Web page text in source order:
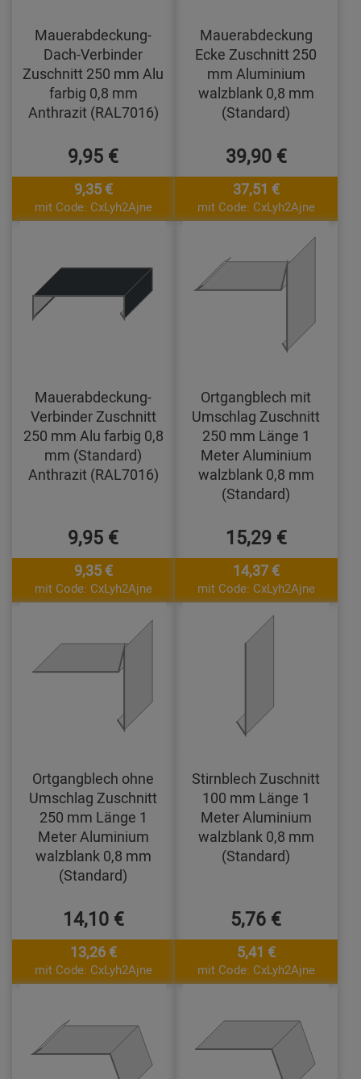
Mauerabdeckung-
Dach-Verbinder
Zuschnitt 250 mm Alu
farbig 0,8 mm
Anthrazit (RAL7016)
9,95 €
9,35 €
mit Code: CxLyh2Ajne
Mauerabdeckung
Ecke Zuschnitt 250
mm Aluminium
walzblank 0,8 mm
(Standard)
39,90 €
37,51 €
mit Code: CxLyh2Ajne
Mauerabdeckung-
Verbinder Zuschnitt
250 mm Alu farbig 0,8
mm (Standard)
Anthrazit (RAL7016)
9,95 €
9,35 €
mit Code: CxLyh2Ajne
Ortgangblech mit
Umschlag Zuschnitt
250 mm Länge 1
Meter Aluminium
walzblank 0,8 mm
(Standard)
15,29 €
14,37 €
mit Code: CxLyh2Ajne
Ortgangblech ohne
Umschlag Zuschnitt
250 mm Länge 1
Meter Aluminium
walzblank 0,8 mm
(Standard)
14,10 €
13,26 €
mit Code: CxLyh2Ajne
Stirnblech Zuschnitt
100 mm Länge 1
Meter Aluminium
walzblank 0,8 mm
(Standard)
5,76 €
5,41 €
mit Code: CxLyh2Ajne